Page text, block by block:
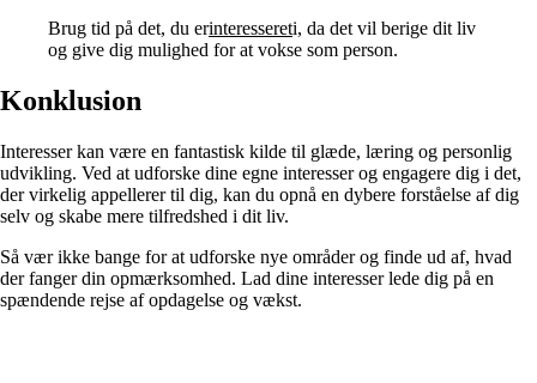
Brug tid på det, du erinteressereti, da det vil berige dit liv
og give dig mulighed for at vokse som person.
Konklusion
Interesser kan være en fantastisk kilde til glæde, læring og personlig
udvikling. Ved at udforske dine egne interesser og engagere dig i det,
der virkelig appellerer til dig, kan du opnå en dybere forståelse af dig
selv og skabe mere tilfredshed i dit liv.
Så vær ikke bange for at udforske nye områder og finde ud af, hvad
der fanger din opmærksomhed. Lad dine interesser lede dig på en
spændende rejse af opdagelse og vækst.